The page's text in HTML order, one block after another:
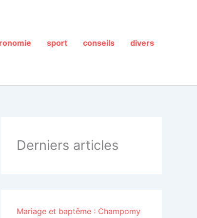
sport conseils divers
Derniers articles
Mariage et baptême : Champomy